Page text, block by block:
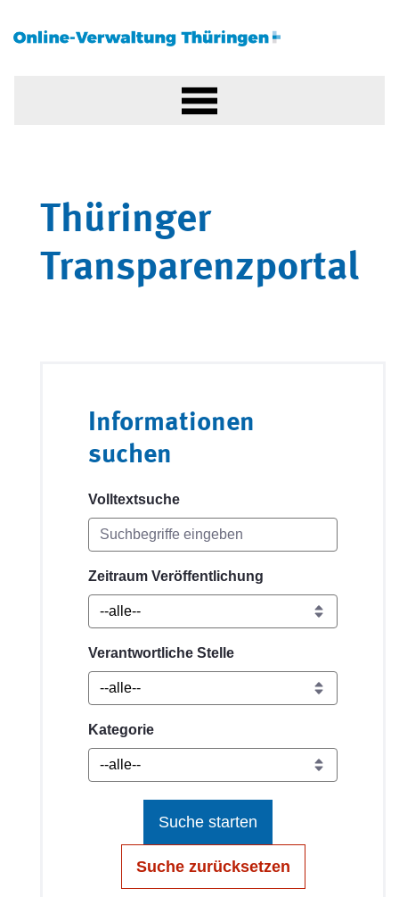
Thüringer
Transparenzportal
Informationen
suchen
Volltextsuche
Zeitraum Veröffentlichung
Verantwortliche Stelle
Kategorie
Suche starten
Suche zurücksetzen